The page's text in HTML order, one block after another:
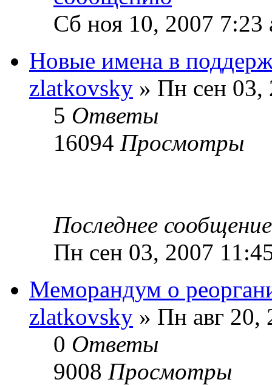
Сб ноя 10, 2007 7:23
Новые имена в
zlatkovsky » Пн сен 03,
5 Ответы
16094 Просмотры
Последнее
Пн сен 03, 2007
Меморандум о
zlatkovsky » Пн авг 20,
0 Ответы
9008 Просмотры